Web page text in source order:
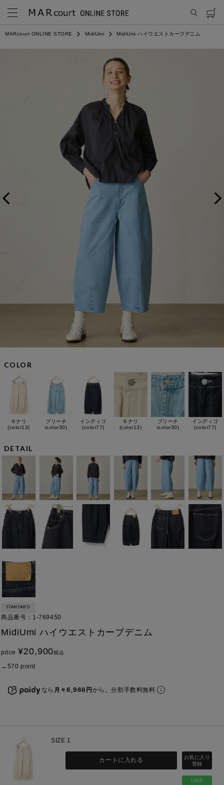
MARcourt ONLINE STORE MidiUmi MidiUmi ハイウエストカーブデニム
COLOR
キナリ
(color13)
ブリーチ
(color30)
インディゴ
(color77)
キナリ
(color13)
ブリーチ
(color30)
インディゴ
(color77)
DETAIL
STANDARD
商品番号 1-769450
MidiUmi ハイウエストカーブデニム
price ¥20,900税込
570 point
なら 月々6,966円から。分割手数料無料
SIZE 1
LINE
カートに入れる